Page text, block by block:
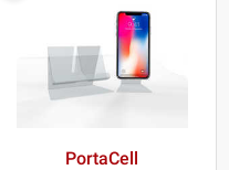
PortaCell